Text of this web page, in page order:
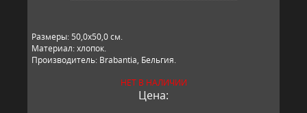
Размеры: 50,0х50,0 см.
Материал: хлопок.
Производитель: Brabantia, Бельгия.
НЕТ В НАЛИЧИИ
Цена: